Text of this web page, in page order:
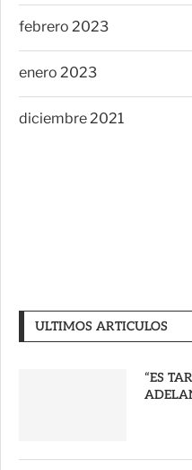
febrero 2023
enero 2023
diciembre 2021
ULTIMOS ARTICULOS
“ES